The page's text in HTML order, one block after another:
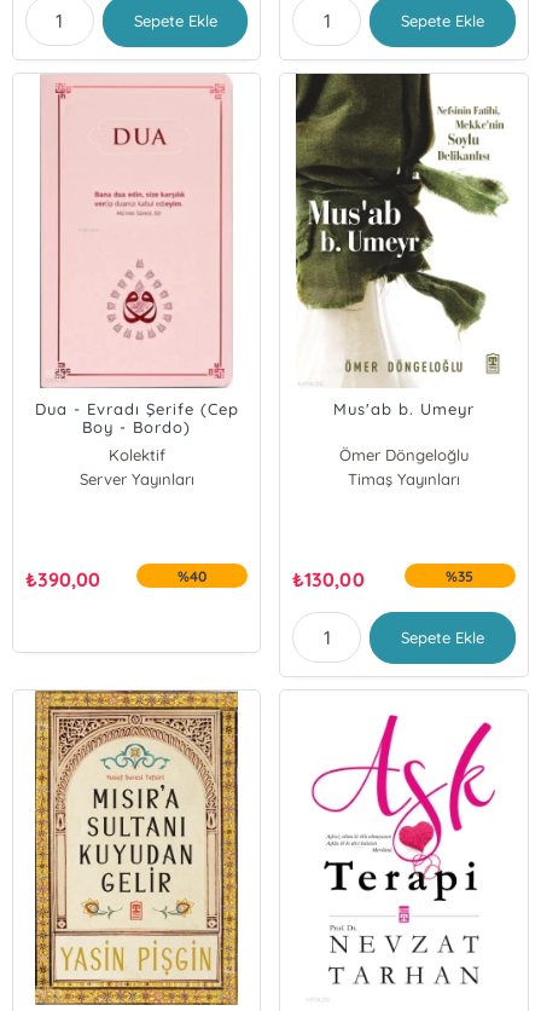
Sepete Ekle Sepete Ekle
Dua - Evradı Şerife (Cep
Boy - Bordo)
Kolektif
Server Yayınları
₺390,00 %40
Mus'ab b. Umeyr
Ömer Döngeloğlu
Timaş Yayınları
₺130,00 %35
Sepete Ekle